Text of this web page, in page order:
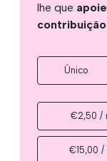
lhe que
Único
€2,50 /
€15,00 /